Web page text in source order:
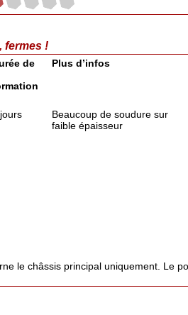
fermes !
de
Plus d’infos
Beaucoup de soudure sur
faible épaisseur
le châssis principal uniquement. Le